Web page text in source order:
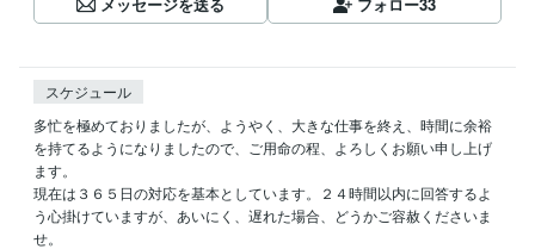
スケジュール
多忙を極めておりましたが、ようやく、大きな仕事を終え、時間に余裕
を持てるようになりましたので、ご用命の程、よろしくお願い申し上げ
ます。
現在は３６５日の対応を基本としています。２４時間以内に回答するよ
う心掛けていますが、あいにく、遅れた場合、どうかご容赦くださいま
せ。